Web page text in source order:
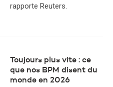
rapporte Reuters.
Toujours plus vite : ce
que nos BPM disent du
monde en 2026